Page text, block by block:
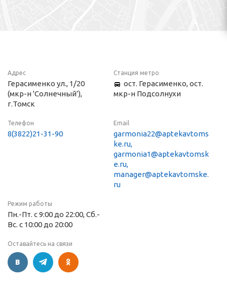
Адрес
Герасименко ул., 1/20
(мкр-н 'Солнечный'),
г.Томск
Станция метро
ост. Герасименко, ост.
мкр-н Подсолнухи
Телефон
8(3822)21-31-90
Email
garmonia22@aptekavtoms
ke.ru,
garmonia1@aptekavtomsk
e.ru,
manager@aptekavtomske.
ru
Режим работы
Пн.-Пт. с 9:00 до 22:00, Сб.-
Вс. с 10:00 до 20:00
Оставайтесь на связи